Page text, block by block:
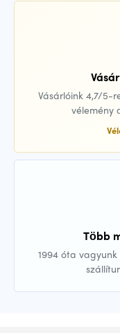
Vásárlóink 4,7/5-
vélemény
Több
1994 óta